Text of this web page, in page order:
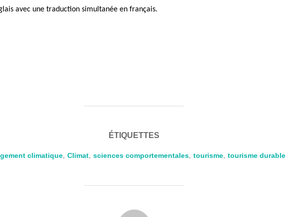
avec une traduction simultanée en français.
ÉTIQUETTES
climatique, Climat, sciences comportementales, tourisme, tourisme durable
AUTEUR DE LA PUBLICATION